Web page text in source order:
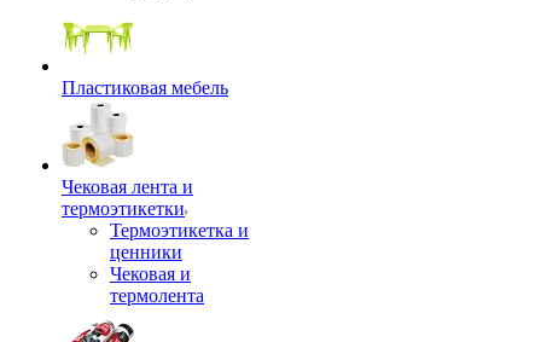
Пластиковая мебель
Чековая лента и
термоэтикетки
Термоэтикетка и
ценники
Чековая и
термолента